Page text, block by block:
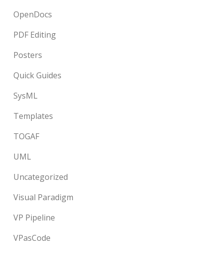
OpenDocs
PDF Editing
Posters
Quick Guides
SysML
Templates
TOGAF
UML
Uncategorized
Visual Paradigm
VP Pipeline
VPasCode